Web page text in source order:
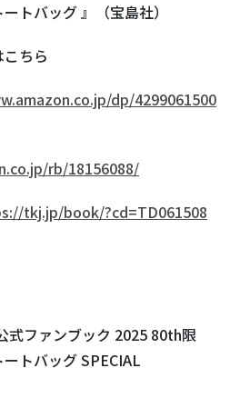
トバッグ 』（宝島社）
ちら
dp/4299061500
rb/18156088/
tkj.jp/book/?cd=TD061508
式ファンブック 2025 80th限
トバッグ SPECIAL